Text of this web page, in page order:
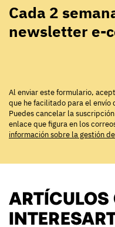
Cada 2
newsletter e-
Al enviar este formulario,
que he facilitado para el envío
Puedes cancelar la
enlace que figura en los
información sobre la gestión
ARTÍCULOS